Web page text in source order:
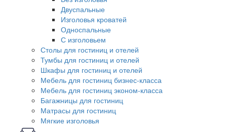
Двуспальные
Изголовья кроватей
Односпальные
С изголовьем
Столы для гостиниц и отелей
Тумбы для гостиниц и отелей
Шкафы для гостиниц и отелей
Мебель для гостиниц бизнес-класса
Мебель для гостиниц эконом-класса
Багажницы для гостиниц
Матрасы для гостиниц
Мягкие изголовья